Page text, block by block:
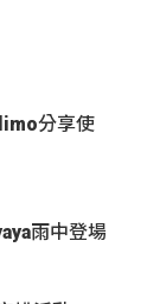
分享使
雨中登場